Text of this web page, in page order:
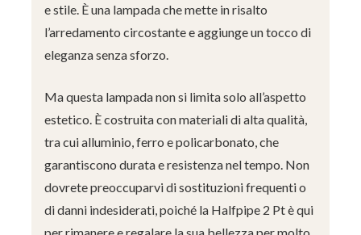
e stile. È una lampada che mette in risalto
l’arredamento circostante e aggiunge un tocco di
eleganza senza sforzo.
Ma questa lampada non si limita solo all’aspetto
estetico. È costruita con materiali di alta qualità,
tra cui alluminio, ferro e policarbonato, che
garantiscono durata e resistenza nel tempo. Non
dovrete preoccuparvi di sostituzioni frequenti o
di danni indesiderati, poiché la Halfpipe 2 Pt è qui